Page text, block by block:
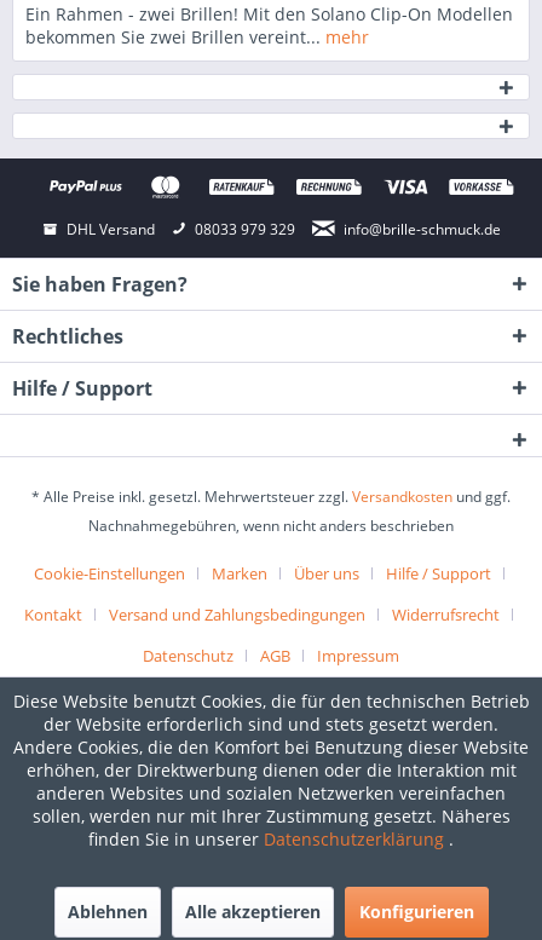
Ein Rahmen - zwei Brillen! Mit den Solano Clip-On Modellen
bekommen Sie zwei Brillen vereint... mehr
DHL Versand 08033 979 329 info@brille-schmuck.de
Sie haben Fragen?
Rechtliches
Hilfe / Support
* Alle Preise inkl. gesetzl. Mehrwertsteuer zzgl.Versandkosten und ggf.
Nachnahmegebühren, wenn nicht anders beschrieben
Cookie-Einstellungen Marken Über uns
Hilfe / Support
Kontakt
Versand und Zahlungsbedingungen
Widerrufsrecht
Datenschutz
AGB Impressum
Diese Website benutzt Cookies, die für den technischen Betrieb
der Website erforderlich sind und stets gesetzt werden.
Andere Cookies, die den Komfort bei Benutzung dieser Website
erhöhen, der Direktwerbung dienen oder die Interaktion mit
anderen Websites und sozialen Netzwerken vereinfachen
sollen, werden nur mit Ihrer Zustimmung gesetzt. Näheres
finden Sie in unserer Datenschutzerklärung .
Ablehnen Alle akzeptieren Konfigurieren